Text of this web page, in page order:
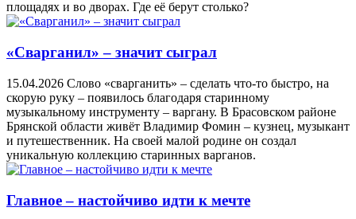
площадях и во дворах. Где её берут столько?
«Сварганил» – значит сыграл
15.04.2026 Слово «сварганить» – сделать что-то быстро, на
скорую руку – появилось благодаря старинному
музыкальному инструменту – варгану. В Брасовском районе
Брянской области живёт Владимир Фомин – кузнец, музыкант
и путешественник. На своей малой родине он создал
уникальную коллекцию старинных варганов.
Главное – настойчиво идти к мечте